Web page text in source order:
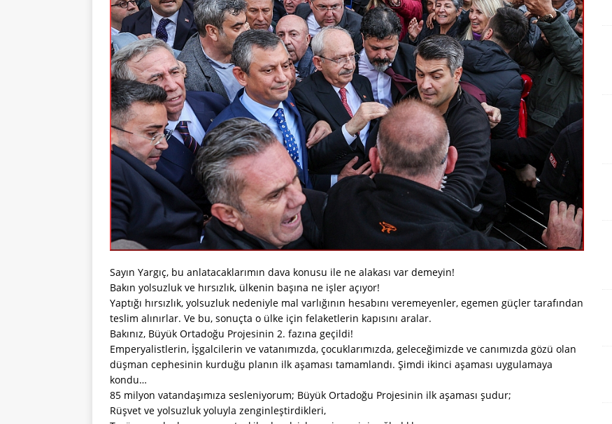
Sayın Yargıç, bu anlatacaklarımın dava konusu ile ne alakası var demeyin!
Bakın yolsuzluk ve hırsızlık, ülkenin başına ne işler açıyor!
Yaptığı hırsızlık, yolsuzluk nedeniyle mal varlığının hesabını veremeyenler, egemen güçler tarafından
teslim alınırlar. Ve bu, sonuçta o ülke için felaketlerin kapısını aralar.
Bakınız, Büyük Ortadoğu Projesinin 2. fazına geçildi!
Emperyalistlerin, İşgalcilerin ve vatanımızda, çocuklarımızda, geleceğimizde ve canımızda gözü olan
düşman cephesinin kurduğu planın ilk aşaması tamamlandı. Şimdi ikinci aşaması uygulamaya
kondu…
85 milyon vatandaşımıza sesleniyorum; Büyük Ortadoğu Projesinin ilk aşaması şudur;
Rüşvet ve yolsuzluk yoluyla zenginleştirdikleri,